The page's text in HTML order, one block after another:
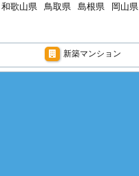
和歌山県 鳥取県 島根県 岡山県
新築マンション